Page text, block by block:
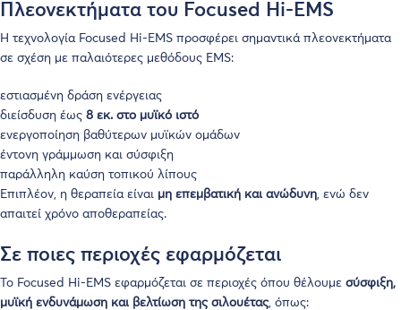
Πλεονεκτήματα του Focused Hi-EMS
Η τεχνολογία Focused Hi-EMS προσφέρει σημαντικά πλεονεκτήματα
σε σχέση με παλαιότερες μεθόδους EMS:
εστιασμένη δράση ενέργειας
διείσδυση έως 8 εκ. στο μυϊκό ιστό
ενεργοποίηση βαθύτερων μυϊκών ομάδων
έντονη γράμμωση και σύσφιξη
παράλληλη καύση τοπικού λίπους
Επιπλέον, η θεραπεία είναι μη επεμβατική και ανώδυνη, ενώ δεν
απαιτεί χρόνο αποθεραπείας.
Σε ποιες περιοχές εφαρμόζεται
Το Focused Hi-EMS εφαρμόζεται σε περιοχές όπου θέλουμε σύσφιξη,
μυϊκή ενδυνάμωση και βελτίωση της σιλουέτας, όπως: